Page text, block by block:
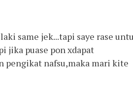
same jek...tapi saye rase
jika puase pon xdapat
pengikat nafsu,maka mari kite